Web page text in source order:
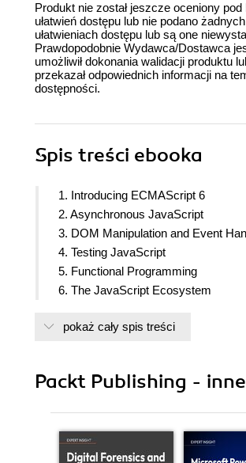
Produkt nie został jeszcze oceniony pod
ułatwień dostępu lub nie podano
ułatwieniach dostępu lub są one
Prawdopodobnie Wydawca/Dostawca
umożliwił dokonania walidacji produktu
przekazał odpowiednich informacji na
dostępności.
Spis treści ebooka
1. Introducing ECMAScript 6
2. Asynchronous JavaScript
3. DOM Manipulation and Event
4. Testing JavaScript
5. Functional Programming
6. The JavaScript Ecosystem
pokaż cały spis treści
Packt Publishing -